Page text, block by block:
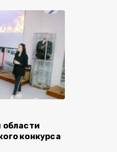
области
конкурса